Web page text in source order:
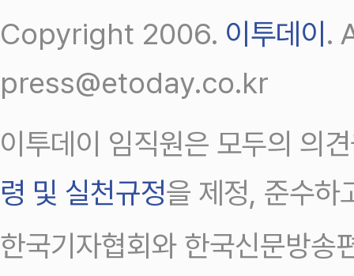
Copyright 2006. 이투데이 .
press@etoday.co.kr
이투데이 임직원은 모두의 의
령 및 실천규정을 제정, 준수하
한국기자협회와 한국신문방송